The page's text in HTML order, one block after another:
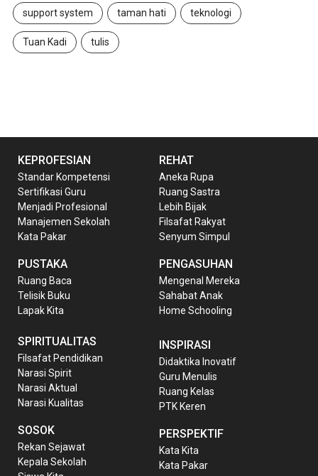
support system taman hati teknologi
Tuan Kadi tulis
KEPROFESIAN
Standar Kompetensi
Sertifikasi Guru
Menjadi Profesional
Manajemen Sekolah
Kata Pakar
PUSTAKA
Ruang Baca
Telisik Buku
Lapak Kita
REHAT
Aneka Rupa
Ruang Sastra
Lebih Bijak
Filsafat Rakyat
Senyum Simpul
PENGASUHAN
Mengenal Mereka
Sahabat Anak
Home Schooling
SPIRITUALITAS
Filsafat Pendidikan
Narasi Spirit
Narasi Aktual
Narasi Kualitas
SOSOK
Rekan Sejawat
Kepala Sekolah
INSPIRASI
Didaktika Inovatif
Guru Menulis
Ruang Kelas
PTK Keren
PERSPEKTIF
Kata Kita
Kata Pakar